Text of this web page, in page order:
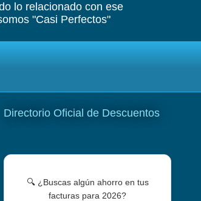
lo relacionado con ese
"Casi Perfectos"
Directorio Oficial de Descuentos
🔍 ¿Buscas algún ahorro en tus
facturas para 2026?